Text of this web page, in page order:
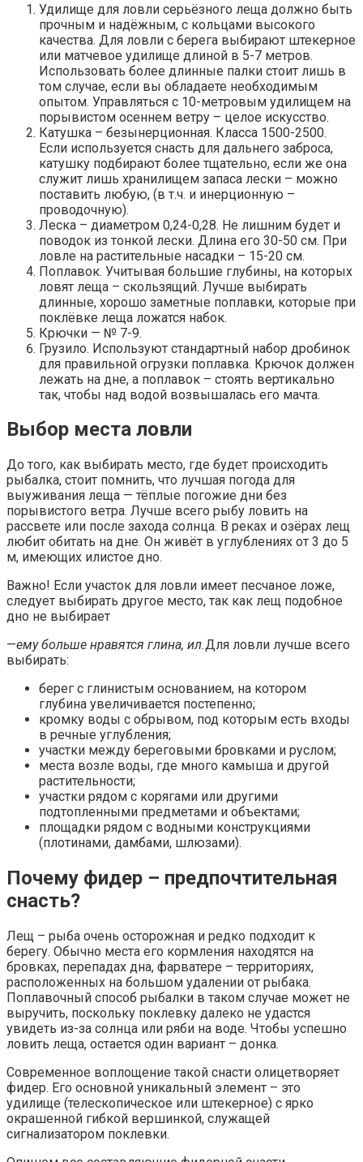
Удилище для ловли серьёзного леща должно быть
прочным и надёжным, с кольцами высокого
качества. Для ловли с берега выбирают штекерное
или матчевое удилище длиной в 5-7 метров.
Использовать более длинные палки стоит лишь в
том случае, если вы обладаете необходимым
опытом. Управляться с 10-метровым удилищем на
порывистом осеннем ветру – целое искусство.
Катушка – безынерционная. Класса 1500-2500.
Если используется снасть для дальнего заброса,
катушку подбирают более тщательно, если же она
служит лишь хранилищем запаса лески – можно
поставить любую, (в т.ч. и инерционную –
проводочную).
Леска – диаметром 0,24-0,28. Не лишним будет и
поводок из тонкой лески. Длина его 30-50 см. При
ловле на растительные насадки – 15-20 см.
Поплавок. Учитывая большие глубины, на которых
ловят леща – скользящий. Лучше выбирать
длинные, хорошо заметные поплавки, которые при
поклёвке леща ложатся набок.
Крючки — № 7-9.
Грузило. Используют стандартный набор дробинок
для правильной огрузки поплавка. Крючок должен
лежать на дне, а поплавок – стоять вертикально
так, чтобы над водой возвышалась его мачта.
Выбор места ловли
До того, как выбирать место, где будет происходить
рыбалка, стоит помнить, что лучшая погода для
выуживания леща — тёплые погожие дни без
порывистого ветра. Лучше всего рыбу ловить на
рассвете или после захода солнца. В реках и озёрах лещ
любит обитать на дне. Он живёт в углублениях от 3 до 5
м, имеющих илистое дно.
Важно! Если участок для ловли имеет песчаное ложе,
следует выбирать другое место, так как лещ подобное
дно не выбирает
—ему больше нравятся глина, ил.Для ловли лучше всего
выбирать:
берег с глинистым основанием, на котором
глубина увеличивается постепенно;
кромку воды с обрывом, под которым есть входы
в речные углубления;
участки между береговыми бровками и руслом;
места возле воды, где много камыша и другой
растительности;
участки рядом с корягами или другими
подтопленными предметами и объектами;
площадки рядом с водными конструкциями
(плотинами, дамбами, шлюзами).
Почему фидер – предпочтительная
снасть?
Лещ – рыба очень осторожная и редко подходит к
берегу. Обычно места его кормления находятся на
бровках, перепадах дна, фарватере – территориях,
расположенных на большом удалении от рыбака.
Поплавочный способ рыбалки в таком случае может не
выручить, поскольку поклевку далеко не удастся
увидеть из-за солнца или ряби на воде. Чтобы успешно
ловить леща, остается один вариант – донка.
Современное воплощение такой снасти олицетворяет
фидер. Его основной уникальный элемент – это
удилище (телескопическое или штекерное) с ярко
окрашенной гибкой вершинкой, служащей
сигнализатором поклевки.